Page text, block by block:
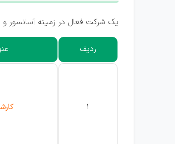
یک شرکت فعال در زمینه آسانسور و
ردیف
1